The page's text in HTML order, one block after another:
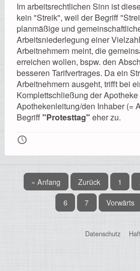
Im arbeitsrechtlichen Sinn ist
kein "Streik", weil der Begriff
planmäßige und
Arbeitsniederlegung einer
Arbeitnehmern meint, die
erreichen wollen, bspw. den
besseren Tarifvertrages. Da ein
Arbeitnehmern ausgeht, trifft bei
Komplettschließung der
Apothekenleitung/den Inhaber (=
Begriff"Protesttag" eher zu.
🕔
« Anfang Zurück 1
6
7 Vorwärts
Datenschutz